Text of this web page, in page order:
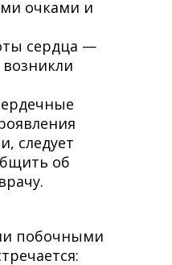
очками и
сердца —
следует
об
побочными